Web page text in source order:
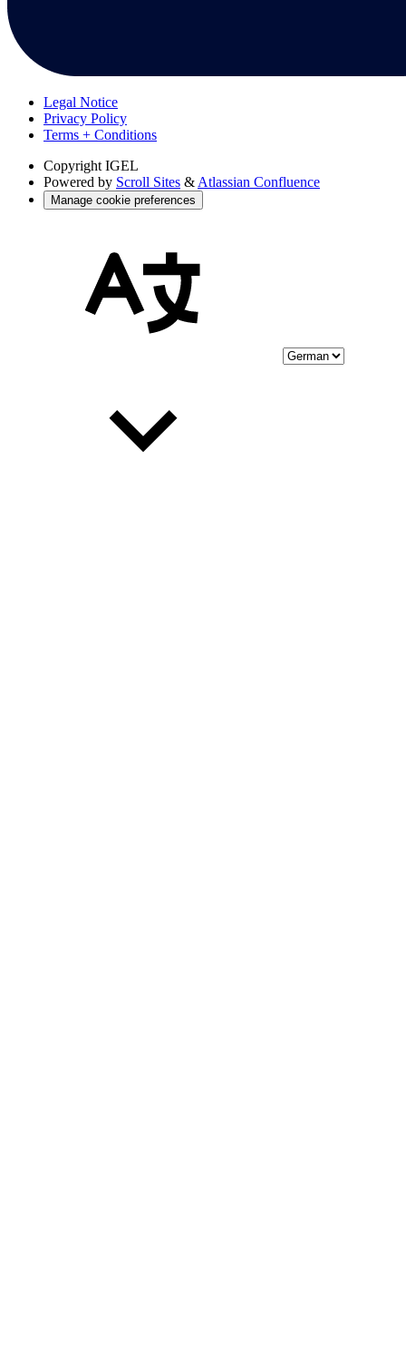
Legal Notice
Privacy Policy
Terms + Conditions
Copyright IGEL
Powered by Scroll Sites & Atlassian Confluence
Manage cookie preferences